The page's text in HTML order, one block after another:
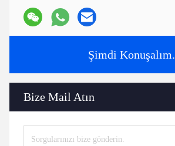
Şimdi Konuşalım.
Bize Mail Atın